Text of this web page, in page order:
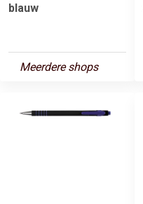
blauw
Meerdere shops